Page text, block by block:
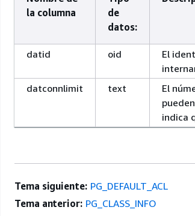
la columna
de
datos:
datid oid
El
datconnlimit
text
El
indica
Tema siguiente: PG_DEFAULT_ACL
Tema anterior: PG_CLASS_INFO